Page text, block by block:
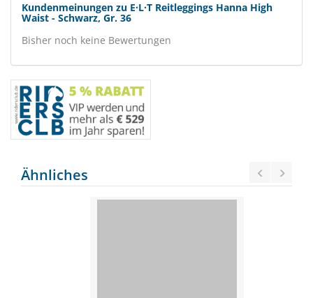
Kundenmeinungen zu E·L·T Reitleggings Hanna High
Waist - Schwarz, Gr. 36
Bisher noch keine Bewertungen
Ähnliches